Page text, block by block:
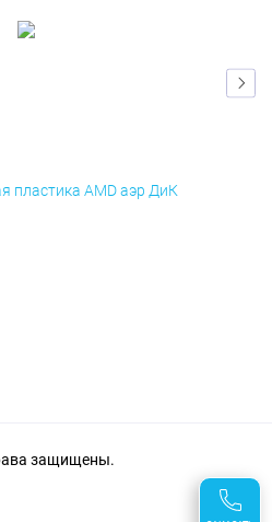
пластика AMD аэр ДиК
защищены.